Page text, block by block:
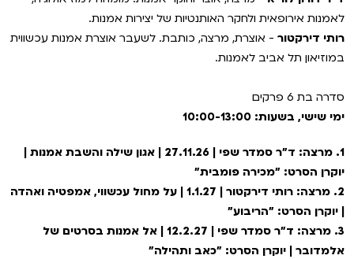
אפטר בסינמטק
Teen Screen
לפי ימים
הגלריה
Gift Card
צור קשר
לאמנות אירופאית ולחקר האותנטיות של יצירות אמנות.
רותי דירקטור - אוצרת, מרצה, כותבת. לשעבר אוצרת אמנות עכשווית
במוזיאון תל אביב לאמנות.
סדרה בת 6 פרקים
ימי שישי, בשעות: 10:00-13:00
1. מרצה: ד"ר סמדר שפי | 27.11.26 | אגון שילה והשבת אמנות |
יוקרן הסרט: "מכירה פומבית"
2. מרצה: רותי דירקטור | 1.1.27 | על מחול עכשווי, אמפטיה ואהדה
| יוקרן הסרט: "הריבוע"
3. מרצה: ד"ר סמדר שפי | 12.2.27 | אל אמנות בסרטים של
אלמדובר | יוקרן הסרט: "כאב ותהילה"